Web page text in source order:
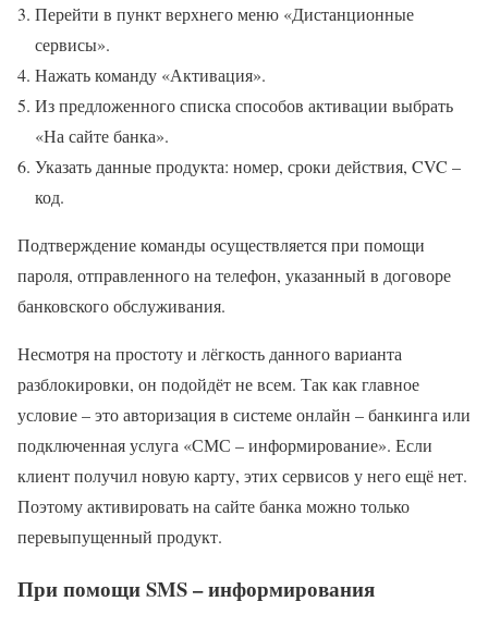
Перейти в пункт верхнего меню «Дистанционные
сервисы».
Нажать команду «Активация».
Из предложенного списка способов активации выбрать
«На сайте банка».
Указать данные продукта: номер, сроки действия, CVC –
код.
Подтверждение команды осуществляется при помощи
пароля, отправленного на телефон, указанный в договоре
банковского обслуживания.
Несмотря на простоту и лёгкость данного варианта
разблокировки, он подойдёт не всем. Так как главное
условие – это авторизация в системе онлайн – банкинга или
подключенная услуга «СМС – информирование». Если
клиент получил новую карту, этих сервисов у него ещё нет.
Поэтому активировать на сайте банка можно только
перевыпущенный продукт.
При помощи SMS – информирования